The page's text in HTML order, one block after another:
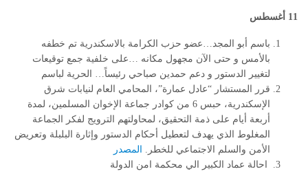
11 أغسطس
باسم أبو المجد…عضو حزب الكرامة بالاسكندرية تم خطفه
بالأمس و حتى الآن مجهول مكانه …على خلفية جمع توقيعات
لتغيير الدستور و دعم حمدين صباحي رئيساً… الحرية لباسم
قرر المستشار “عادل عمارة”، المحامي العام لنيابات شرق
الإسكندرية، حبس 6 من كوادر جماعة الإخوان المسلمين، لمدة
أربعة أيام على ذمة التحقيق، لمحاولتهم الترويج لفكر الجماعة
المغلوط الذي يهدف لتعطيل أحكام الدستور وإثارة البلبلة وتعريض
الأمن والسلم الاجتماعي للخطر.
المصدر
احالة عماد الكبير الي محكمة امن الدولة